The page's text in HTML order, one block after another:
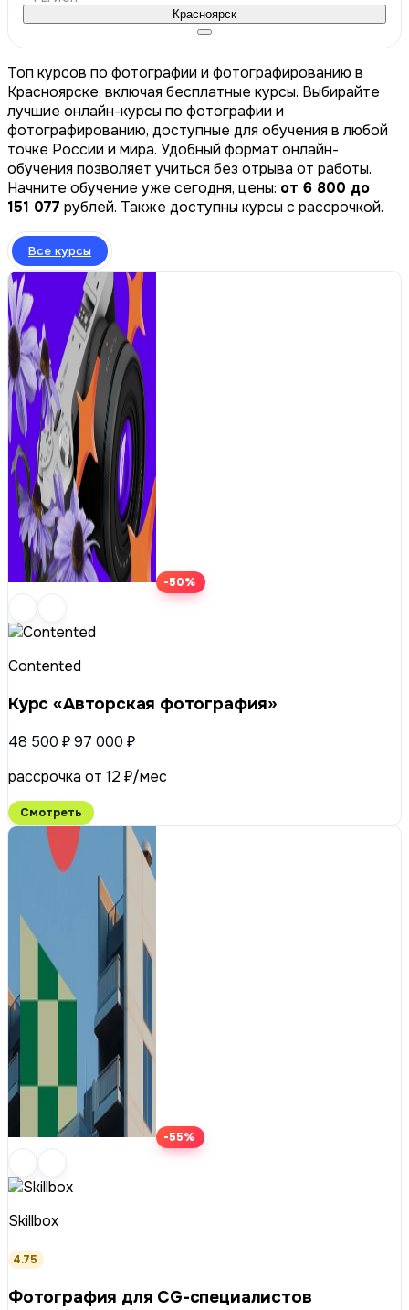
Красноярск
Топ курсов по фотографии и фотографированию в
Красноярске, включая бесплатные курсы. Выбирайте
лучшие онлайн-курсы по фотографии и
фотографированию, доступные для обучения в любой
точке России и мира. Удобный формат онлайн-
обучения позволяет учиться без отрыва от работы.
Начните обучение уже сегодня, цены: от 6 800 до
151 077 рублей. Также доступны курсы с рассрочкой.
Все курсы
-50%
Contented
Курс «Авторская фотография»
48 500 ₽97 000 ₽
рассрочка от 12 ₽/мес
Смотреть
-55%
Skillbox
4.75
Фотография для CG-специалистов